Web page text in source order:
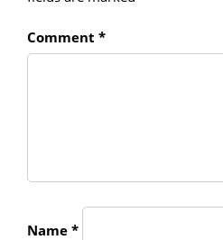
Comment *
Name *